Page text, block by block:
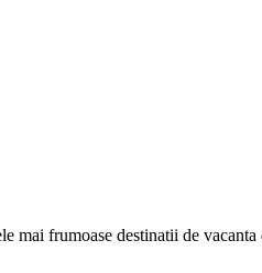
mai frumoase destinatii de